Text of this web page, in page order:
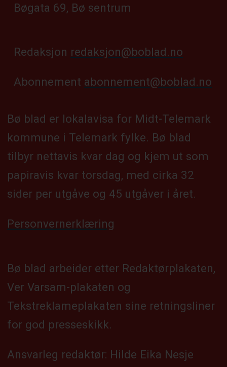
Bøgata 69, Bø sentrum
Redaksjon redaksjon@boblad.no
Abonnement abonnement@boblad.no
Bø blad er lokalavisa for Midt-Telemark
kommune i Telemark fylke. Bø blad
tilbyr nettavis kvar dag og kjem ut som
papiravis kvar torsdag, med cirka 32
sider per utgåve og 45 utgåver i året.
Personvernerklæring
Bø blad arbeider etter Redaktørplakaten,
Ver Varsam-plakaten og
Tekstreklameplakaten sine retningsliner
for god presseskikk.
Ansvarleg redaktør: Hilde Eika Nesje